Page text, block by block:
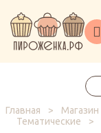
ГлавнаяКаталог
на
Главная
> Магазин
Тематические
>